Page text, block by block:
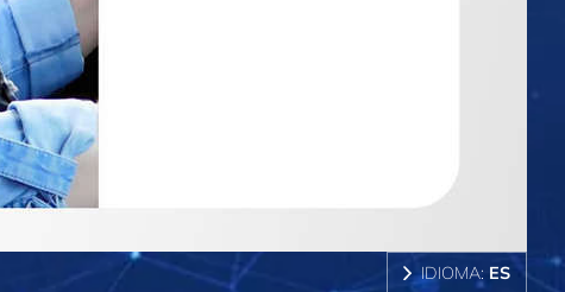
IDIOMA: ES